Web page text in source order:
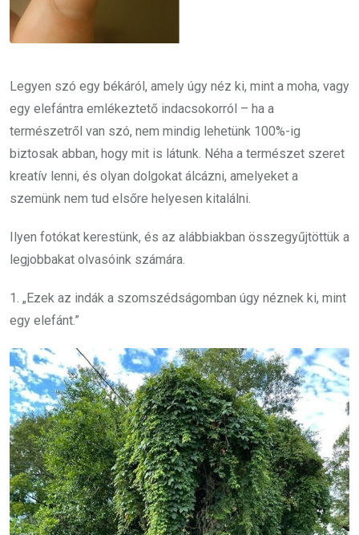
Legyen szó egy békáról, amely úgy néz ki, mint a moha, vagy
egy elefántra emlékeztető indacsokorról – ha a
természetről van szó, nem mindig lehetünk 100%-ig
biztosak abban, hogy mit is látunk. Néha a természet szeret
kreatív lenni, és olyan dolgokat álcázni, amelyeket a
szemünk nem tud elsőre helyesen kitalálni.
Ilyen fotókat kerestünk, és az alábbiakban összegyűjtöttük a
legjobbakat olvasóink számára.
1. „Ezek az indák a szomszédságomban úgy néznek ki, mint
egy elefánt.”